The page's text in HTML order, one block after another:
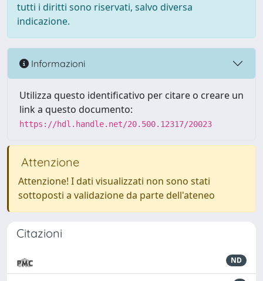
tutti i diritti sono riservati, salvo diversa
indicazione.
Informazioni
Utilizza questo identificativo per citare o creare un
link a questo documento:
https://hdl.handle.net/20.500.12317/20023
Attenzione
Attenzione! I dati visualizzati non sono stati
sottoposti a validazione da parte dell'ateneo
Citazioni
ND